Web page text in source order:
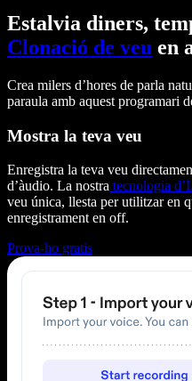
Estalvia diners,
Clonació de veu en
Crea milers d’hores de parla
paraula amb aquest programari
Mostra la teva veu
Enregistra la teva veu
d’àudio. La nostra tecnologia
veu única, llesta per utilitzar en
enregistrament en off.
Prova-ho gratis